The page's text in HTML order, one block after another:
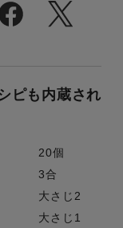
ピも内蔵され
20個
3合
大さじ2
大さじ1